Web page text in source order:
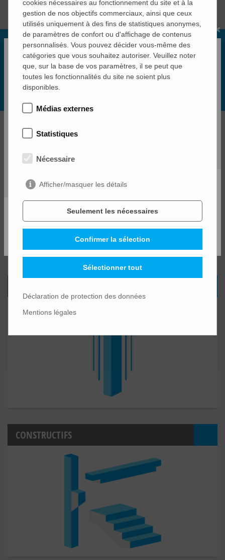
×
de ciment minimale, MAX-truder définit la voie du
progrès dans l'industrie.
Eléments en béton
préfabriqué
que vous pouvez produire avec nos
installations
PLANCHERS
CONSTRUCTIFS
cookies nécessaires au fonctionnement du site et à la
gestion de nos objectifs commerciaux, ainsi que ceux
utilisés uniquement à des fins de statistiques anonymes,
de paramètres de confort ou d'affichage de contenus
personnalisés. Vous pouvez décider vous-même des
catégories que vous souhaitez autoriser. Veuillez noter
que, sur la base de vos paramètres, il se peut que
toutes les fonctionnalités du site ne soient plus
disponibles.
Médias externes
Statistiques
Nécessaire
Afficher/masquer les détails
Seulement les nécessaires
Confirmer la sélection
Sélectionner tout
Déclaration de protection des données
Mentions légales